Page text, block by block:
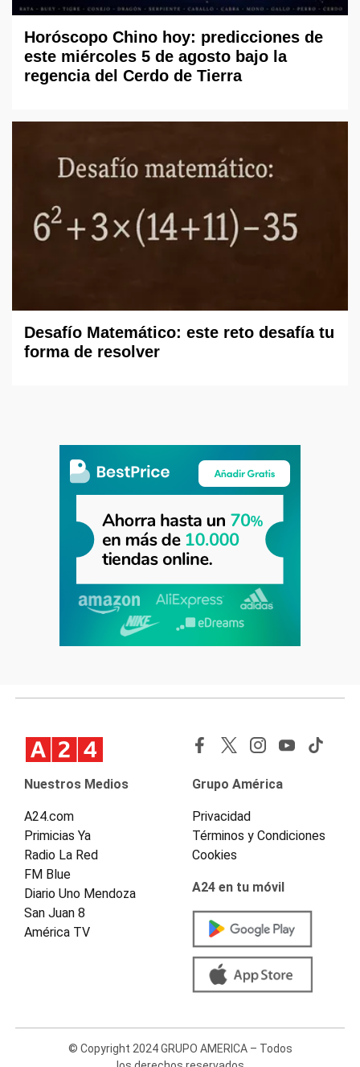
Horóscopo Chino hoy: predicciones de
este miércoles 5 de agosto bajo la
regencia del Cerdo de Tierra
Desafío Matemático: este reto desafía tu
forma de resolver
Nuestros Medios
A24.com
Primicias Ya
Radio La Red
FM Blue
Diario Uno Mendoza
San Juan 8
América TV
Grupo América
Privacidad
Términos y Condiciones
Cookies
A24 en tu móvil
© Copyright 2024 GRUPO AMERICA – Todos